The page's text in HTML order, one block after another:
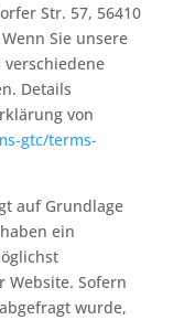
Str. 57, 56410
Sie unsere
verschiedene
Details
von
gtc/terms-
auf Grundlage
ein
Website. Sofern
wurde,